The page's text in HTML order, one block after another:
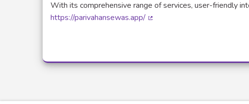
With its comprehensive range of services, user-friendly
https://parivahansewas.app/